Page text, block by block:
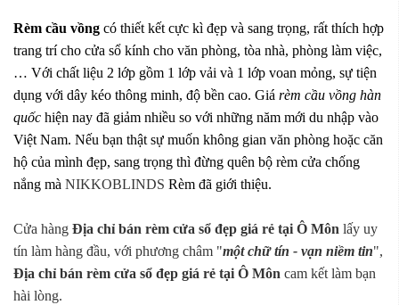
Rèm cầu vồng có thiết kết cực kì đẹp và sang trọng, rất thích hợp
trang trí cho cửa sổ kính cho văn phòng, tòa nhà, phòng làm việc,
… Với chất liệu 2 lớp gồm 1 lớp vải và 1 lớp voan mỏng, sự tiện
dụng với dây kéo thông minh, độ bền cao. Giá rèm cầu vồng hàn
quốc hiện nay đã giảm nhiều so với những năm mới du nhập vào
Việt Nam. Nếu bạn thật sự muốn không gian văn phòng hoặc căn
hộ của mình đẹp, sang trọng thì đừng quên bộ rèm cửa chống
nắng mà NIKKOBLINDS Rèm đã giới thiệu.
Cửa hàng Địa chỉ bán rèm cửa sổ đẹp giá rẻ tại Ô Môn lấy uy
tín làm hàng đầu, với phương châm "một chữ tín - vạn niềm tin",
Địa chỉ bán rèm cửa sổ đẹp giá rẻ tại Ô Môn cam kết làm bạn
hài lòng.